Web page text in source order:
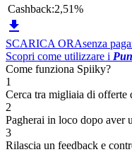
Cashback:2,51%

SCARICA ORAsenza
Scopri come utilizzare i
Come funziona Spiiky?
1
Cerca tra migliaia di offerte
2
Pagherai in loco dopo aver
3
Rilascia un feedback e